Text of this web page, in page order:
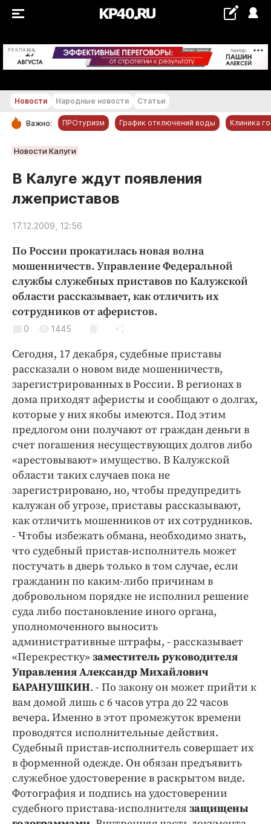
РЕКЛАМА +20...+21 °С
РУБРИКИ
Новости компаний
Статьи
Народные новости
Благоустройство
Криминал
Культура
Недвижимость и ЖКХ
Образование
Общество
Погода
Праздники
Происшествия
Спорт
Экономика и бизнес
ПРОЕКТЫ
Блоги
Издания
Медиаперсона
Интересное чтиво
Клиника года
Бренд года
Работодатель года
Новости Народные новости Статьи
Важно: ПРОтуризм График отключений воды Клиника
Новости Калуги
В Калуге ждут появления
лжеприставов
17.12.2009, 12:56
По России прокатилась новая волна
мошенничеств. Управление Федеральной
службы служебных приставов по Калужской
области рассказывает, как отличить их
сотрудников от аферистов.
0 1445
Сегодня, 17 декабря, судебные приставы
рассказали о новом виде мошенничеств,
зарегистрированных в России. В регионах в
дома приходят аферисты и сообщают о долгах,
которые у них якобы имеются. Под этим
предлогом они получают от граждан деньги в
счет погашения несуществующих долгов либо
«арестовывают» имущество. В Калужской
области таких случаев пока не
зарегистрировано, но, чтобы предупредить
калужан об угрозе, приставы рассказывают,
как отличить мошенников от их сотрудников.
- Чтобы избежать обмана, необходимо знать,
что судебный пристав-исполнитель может
постучать в дверь только в том случае, если
гражданин по каким-либо причинам в
добровольном порядке не исполнил решение
суда либо постановление иного органа,
уполномоченного выносить
административные штрафы, - рассказывает
«Перекрестку»заместитель руководителя
Управления Александр Михайлович
БАРАНУШКИН. - По закону он может прийти к
вам домой лишь с 6 часов утра до 22 часов
вечера. Именно в этот промежуток времени
проводятся исполнительные действия.
Судебный пристав-исполнитель совершает их
в форменной одежде. Он обязан предъявить
служебное удостоверение в раскрытом виде.
Фотография и подпись на удостоверении
судебного пристава-исполнителя защищены